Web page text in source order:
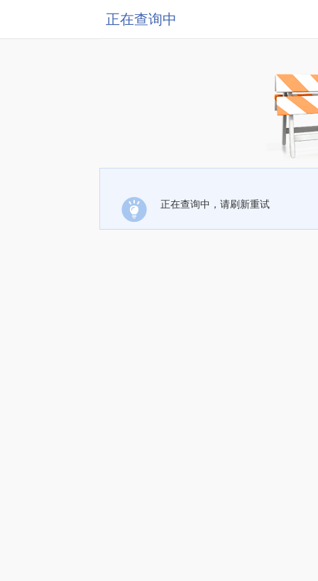
正在查询中
正在查询中，请刷新重试